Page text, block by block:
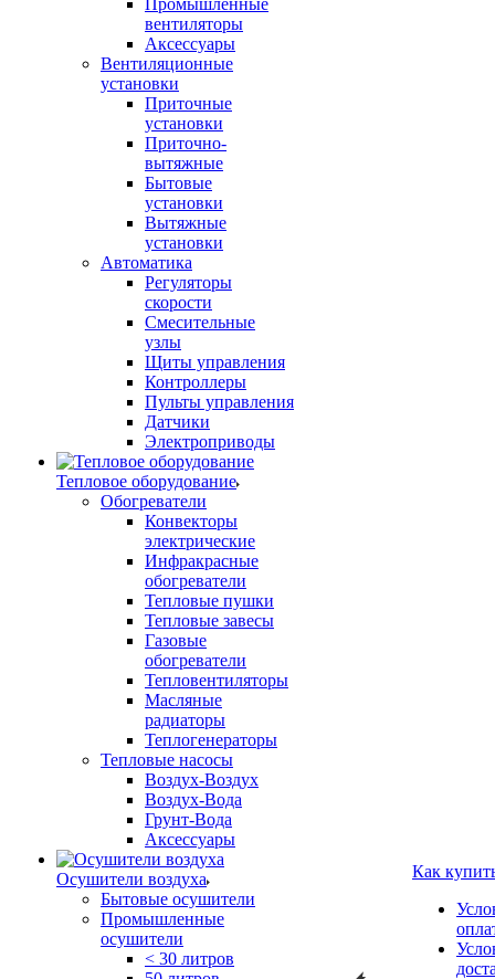
Промышленные
вентиляторы
Аксессуары
Вентиляционные
установки
Приточные
установки
Приточно-
вытяжные
Бытовые
установки
Вытяжные
установки
Автоматика
Регуляторы
скорости
Смесительные
узлы
Щиты управления
Контроллеры
Пульты управления
Датчики
Электроприводы
Тепловое оборудование
Обогреватели
Конвекторы
электрические
Инфракрасные
обогреватели
Тепловые пушки
Тепловые завесы
Газовые
обогреватели
Тепловентиляторы
Масляные
радиаторы
Теплогенераторы
Тепловые насосы
Воздух-Воздух
Воздух-Вода
Грунт-Вода
Аксессуары
Осушители воздуха
Бытовые осушители
Промышленные
осушители
< 30 литров
Как